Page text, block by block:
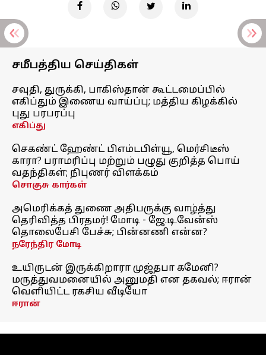
சமீபத்திய செய்திகள்
சவுதி, துருக்கி, பாகிஸ்தான் கூட்டமைப்பில்
எகிப்தும் இணைய வாய்ப்பு; மத்திய கிழக்கில்
புது பரபரப்பு
எகிப்து
செகண்ட் ஹேண்ட் பிஎம்டபிள்யூ, மெர்சிடீஸ்
காரா? பராமரிப்பு மற்றும் பழுது குறித்த பொய்
வதந்திகள்; நிபுணர் விளக்கம்
சொகுசு கார்கள்
அமெரிக்கத் துணை அதிபருக்கு வாழ்த்து
தெரிவித்த பிரதமர்! மோடி - ஜே.டி.வேன்ஸ்
தொலைபேசி பேச்சு; பின்னணி என்ன?
நரேந்திர மோடி
உயிருடன் இருக்கிறாரா முஜ்தபா கமேனி?
மருத்துவமனையில் அனுமதி என தகவல்; ஈரான்
வெளியிட்ட ரகசிய வீடியோ
ஈரான்